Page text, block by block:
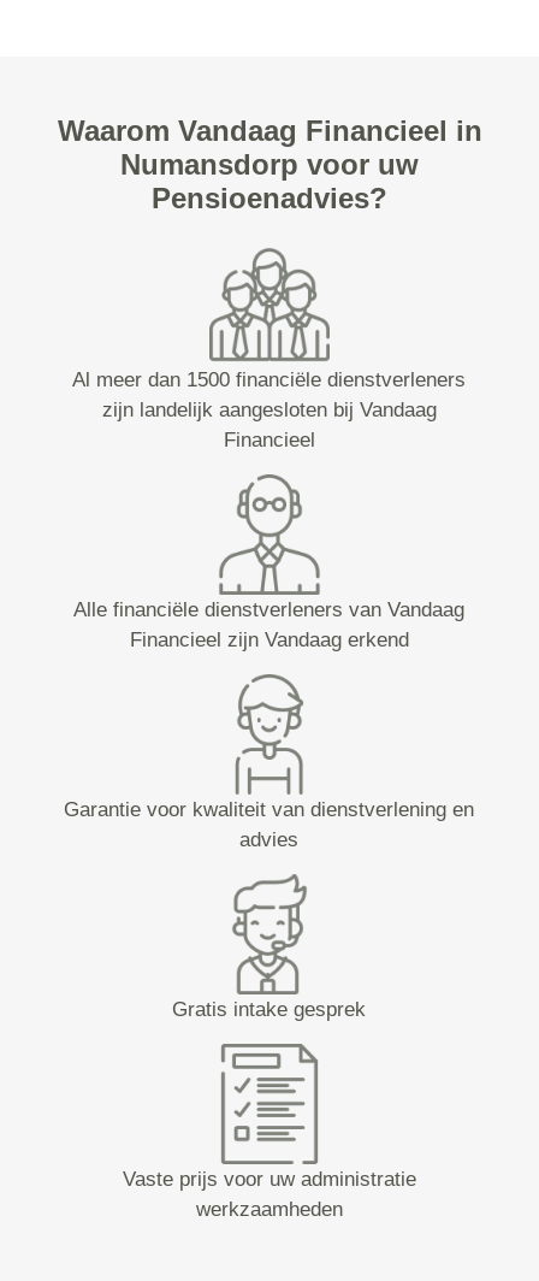
Waarom Vandaag Financieel in
Numansdorp voor uw
Pensioenadvies?
Al meer dan 1500 financiële dienstverleners
zijn landelijk aangesloten bij Vandaag
Financieel
Alle financiële dienstverleners van Vandaag
Financieel zijn Vandaag erkend
Garantie voor kwaliteit van dienstverlening en
advies
Gratis intake gesprek
Vaste prijs voor uw administratie
werkzaamheden